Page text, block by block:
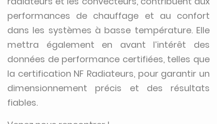
performances de chauffage et au confort
dans les systèmes à basse température. Elle
mettra également en avant l’intérêt des
données de performance certifiées, telles que
la certification NF Radiateurs, pour garantir un
dimensionnement précis et des résultats
fiables.